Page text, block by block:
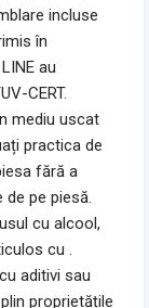
incluse
în
au
CERT.
mediu uscat
practica de
fără a
pe piesă.
cu alcool,
cu .
aditivi sau
proprietățile